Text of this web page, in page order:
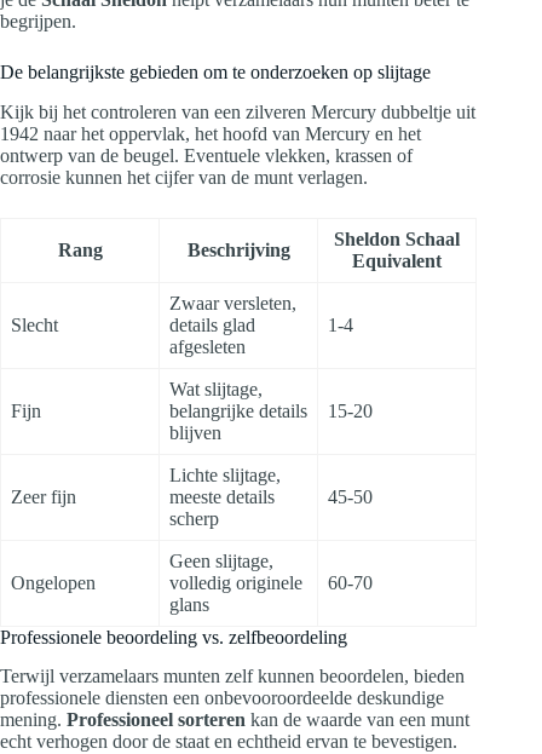
begrijpen.
De belangrijkste gebieden om te onderzoeken op slijtage
Kijk bij het controleren van een zilveren Mercury dubbeltje uit
1942 naar het oppervlak, het hoofd van Mercury en het
ontwerp van de beugel. Eventuele vlekken, krassen of
corrosie kunnen het cijfer van de munt verlagen.
Rang Beschrijving
Sheldon Schaal
Equivalent
Slecht
Zwaar versleten,
details glad
afgesleten
1-4
Fijn
Wat slijtage,
belangrijke details
blijven
15-20
Zeer fijn
Lichte slijtage,
meeste details
scherp
45-50
Ongelopen
Geen slijtage,
volledig originele
glans
60-70
Professionele beoordeling vs. zelfbeoordeling
Terwijl verzamelaars munten zelf kunnen beoordelen, bieden
professionele diensten een onbevooroordeelde deskundige
mening. Professioneel sorteren kan de waarde van een munt
echt verhogen door de staat en echtheid ervan te bevestigen.